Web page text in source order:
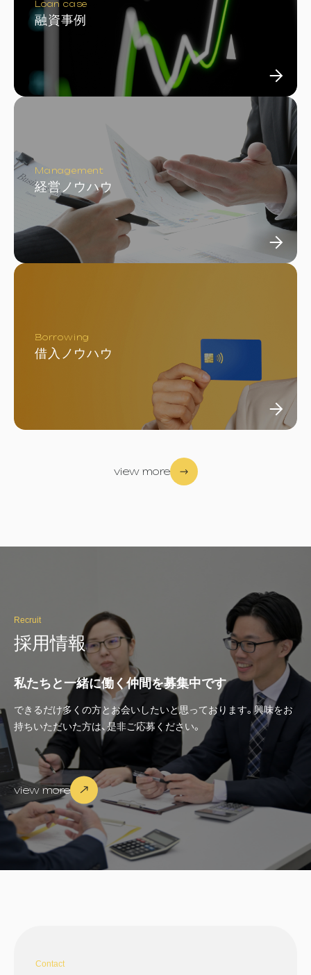
Loan case
融資事例
Management
経営ノウハウ
Borrowing
借入ノウハウ
view more
Recruit
採用情報
私たちと一緒に働く仲間を募集中です
できるだけ多くの方とお会いしたいと思っております。興味をお
持ちいただいた方は、是非ご応募ください。
view more
Contact